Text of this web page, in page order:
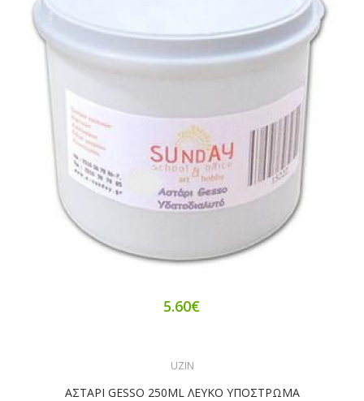
5.60€
UZIN
ΑΣΤΑΡΙ GESSO 250ML ΛΕΥΚΟ ΥΠΟΣΤΡΩΜΑ